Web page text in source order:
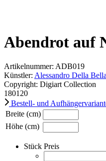
Abendrot auf
Artikelnummer: ADB019
Künstler: Alessandro Della Bella
Copyright: Digiart Collection
180120
Bestell- und
Breite (cm)
Höhe (cm)
Stück Preis